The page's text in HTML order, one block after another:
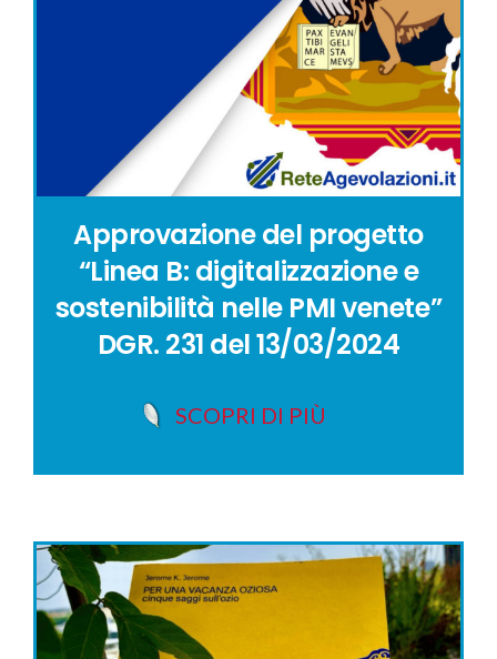
Approvazione del progetto
“Linea B: digitalizzazione e
sostenibilità nelle PMI venete”
DGR. 231 del 13/03/2024
SCOPRI DI PIÙ